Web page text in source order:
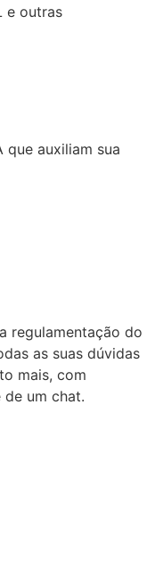
e outras
que auxiliam sua
regulamentação do
as suas dúvidas
mais, com
um chat.